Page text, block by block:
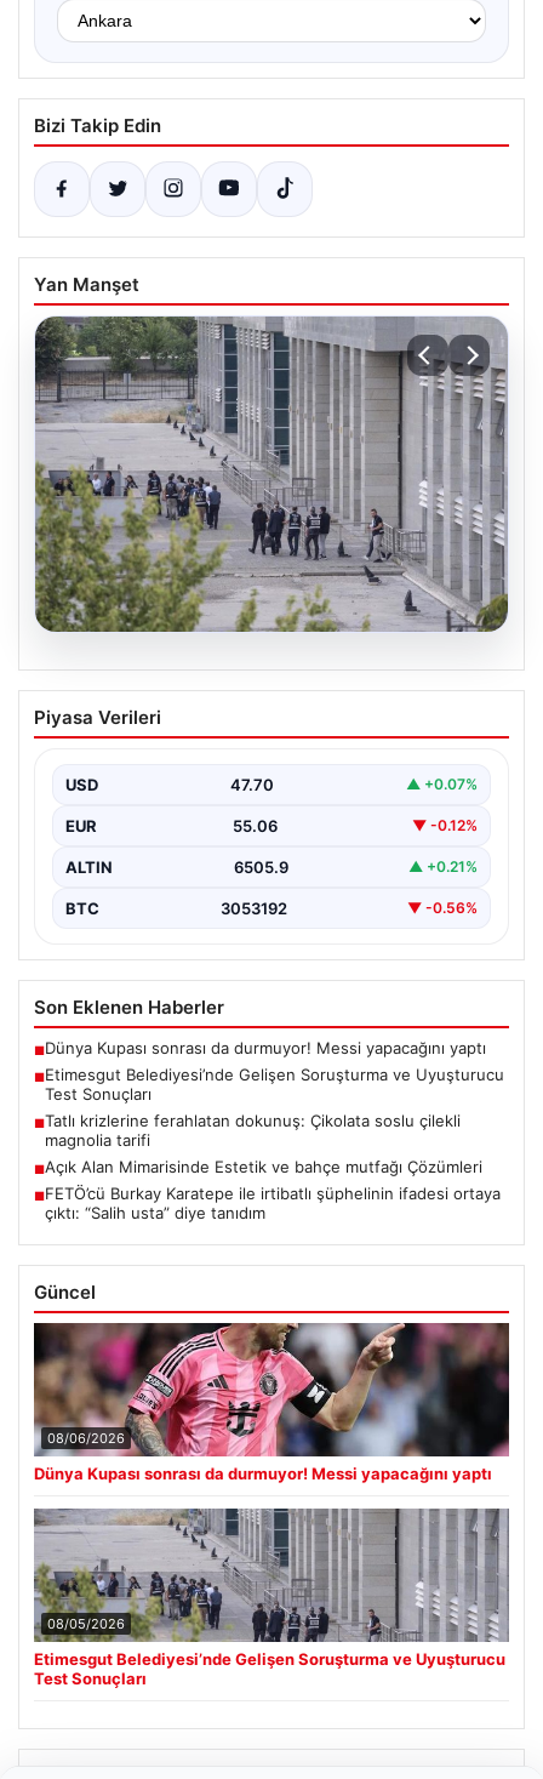
Bizi Takip Edin
Yan Manşet
Etimesgut Belediyesi’nde Gelişen
Soruşturma ve Uyuşturucu Test
Son günlerde yayılan haberler, Etimesgut
seriyor. Soruşturma kapsamında,…
Piyasa Verileri
USD 47.70 ▲ +0.07%
EUR 55.06 ▼ -0.12%
ALTIN 6505.9 ▲ +0.21%
BTC 3053192 ▼ -0.56%
Son Eklenen Haberler
■Dünya Kupası sonrası da durmuyor! Messi yapacağını yaptı
■Etimesgut Belediyesi’nde Gelişen Soruşturma ve Uyuşturucu
Test Sonuçları
■Tatlı krizlerine ferahlatan dokunuş: Çikolata soslu çilekli
magnolia tarifi
■Açık Alan Mimarisinde Estetik ve bahçe mutfağı Çözümleri
■FETÖ’cü Burkay Karatepe ile irtibatlı şüphelinin ifadesi ortaya
çıktı: “Salih usta” diye tanıdım
Güncel
08/06/2026
Dünya Kupası sonrası da durmuyor! Messi yapacağını yaptı
08/05/2026
Etimesgut Belediyesi’nde Gelişen Soruşturma ve Uyuşturucu
Test Sonuçları